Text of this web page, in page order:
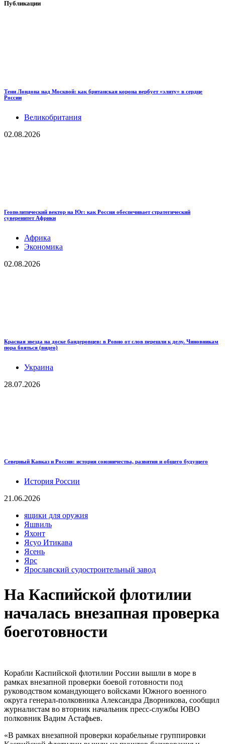
Публикации
Тени Лондона над Москвой: как британская корона вербует «элиту» в сердце
России
Великобритания
02.08.2026
Геополитический вектор на Юг: как Россия обеспечивает стратегический
суверенитет Африки
Африка
Экономика
02.08.2026
Красная звезда на доске бандеровцев: в Ровно от слов перешли к делу. Чиновникам
пора бояться (видео)
Украина
28.07.2026
Северный Кавказ и Россия: история союзничества, развития и общего будущего
История России
21.06.2026
ящики для оружия
Яшвиль
Яхонт
Ясуо Итикава
Ясень
Ярс
Ярославский судостроительный завод
На Каспийской флотилии
началась внезапная проверка
боеготовности
Корабли Каспийской флотилии России вышли в море в
рамках внезапной проверки боевой готовности под
руководством командующего войсками Южного военного
округа генерал-полковника Александра Дворникова, сообщил
журналистам во вторник начальник пресс-службы ЮВО
полковник Вадим Астафьев.
«В рамках внезапной проверки корабельные группировки